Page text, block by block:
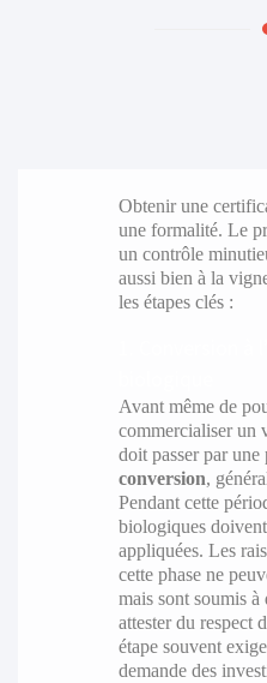
Obtenir une
une formalité. Le
un contrôle
aussi bien à la
les étapes clés :
Avant même de
commercialiser un
doit passer par une
conversion,
Pendant cette
biologiques
appliquées. Les
cette phase ne
mais sont soumis
attester du respect
étape souvent
demande des